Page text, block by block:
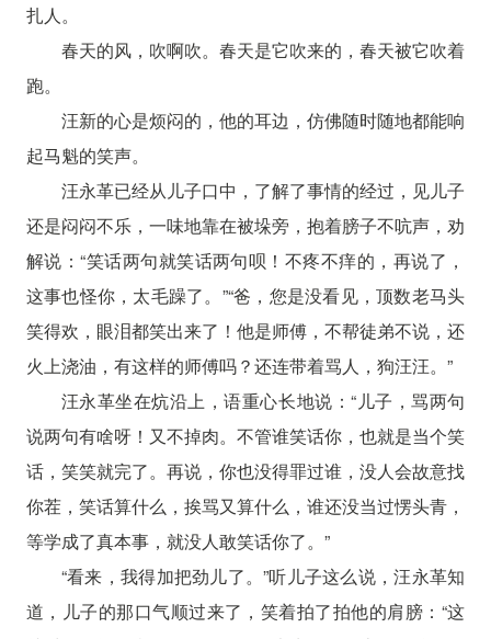
扎人。
春天的风，吹啊吹。春天是它吹来的，春天被它吹着
跑。
汪新的心是烦闷的，他的耳边，仿佛随时随地都能响
起马魁的笑声。
汪永革已经从儿子口中，了解了事情的经过，见儿子
还是闷闷不乐，一味地靠在被垛旁，抱着膀子不吭声，劝
解说：“笑话两句就笑话两句呗！不疼不痒的，再说了，
这事也怪你，太毛躁了。”“爸，您是没看见，顶数老马头
笑得欢，眼泪都笑出来了！他是师傅，不帮徒弟不说，还
火上浇油，有这样的师傅吗？还连带着骂人，狗汪汪。”
汪永革坐在炕沿上，语重心长地说：“儿子，骂两句
说两句有啥呀！又不掉肉。不管谁笑话你，也就是当个笑
话，笑笑就完了。再说，你也没得罪过谁，没人会故意找
你茬，笑话算什么，挨骂又算什么，谁还没当过愣头青，
等学成了真本事，就没人敢笑话你了。”
“看来，我得加把劲儿了。”听儿子这么说，汪永革知
道，儿子的那口气顺过来了，笑着拍了拍他的肩膀：“这